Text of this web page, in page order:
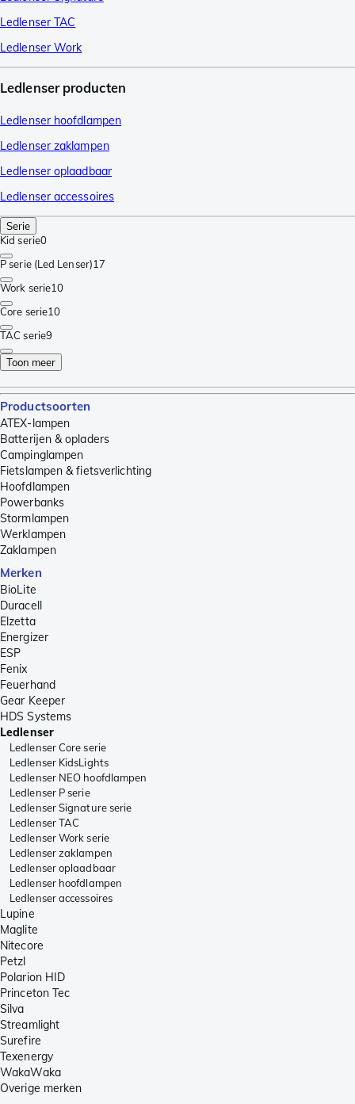
Ledlenser TAC
Ledlenser Work
Ledlenser producten
Ledlenser hoofdlampen
Ledlenser zaklampen
Ledlenser oplaadbaar
Ledlenser accessoires
Serie
Kid serie0
P serie (Led Lenser)17
Work serie10
Core serie10
TAC serie9
Toon meer
Productsoorten
ATEX-lampen
Batterijen & opladers
Campinglampen
Fietslampen & fietsverlichting
Hoofdlampen
Powerbanks
Stormlampen
Werklampen
Zaklampen
Merken
BioLite
Duracell
Elzetta
Energizer
ESP
Fenix
Feuerhand
Gear Keeper
HDS Systems
Ledlenser
Ledlenser Core serie
Ledlenser KidsLights
Ledlenser NEO hoofdlampen
Ledlenser P serie
Ledlenser Signature serie
Ledlenser TAC
Ledlenser Work serie
Ledlenser zaklampen
Ledlenser oplaadbaar
Ledlenser hoofdlampen
Ledlenser accessoires
Lupine
Maglite
Nitecore
Petzl
Polarion HID
Princeton Tec
Silva
Streamlight
Surefire
Texenergy
WakaWaka
Overige merken